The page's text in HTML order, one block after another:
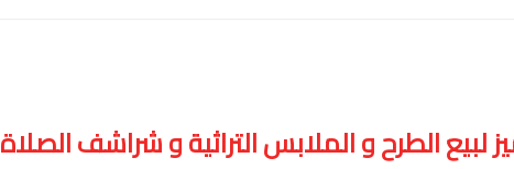
لبيع الطرح و الملابس التراثية و شراشف الصلاة